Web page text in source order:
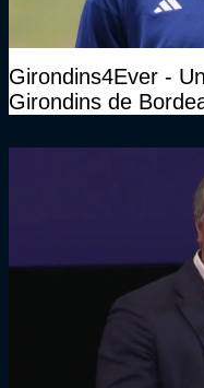
Girondins4Ever -
Girondins de